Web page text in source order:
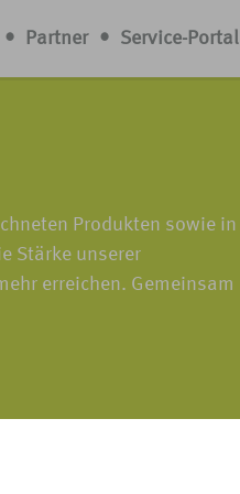
• Partner • Service-Portal
Produkten sowie in
Stärke unserer
erreichen. Gemeinsam